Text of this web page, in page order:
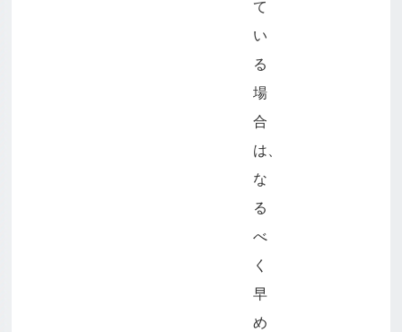
て
い
る
場
合
は、
な
る
べ
く
早
め